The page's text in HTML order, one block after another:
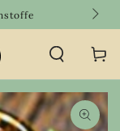
Cart